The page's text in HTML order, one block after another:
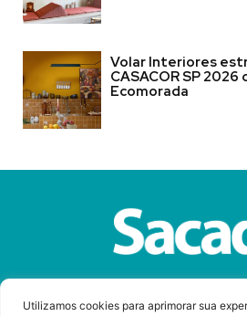
Utilizamos cookies para aprimorar sua
Volar Interiores
CASACOR SP 2026
Ecomorada